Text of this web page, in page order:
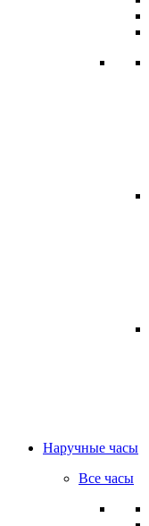
Наручные часы
Все часы